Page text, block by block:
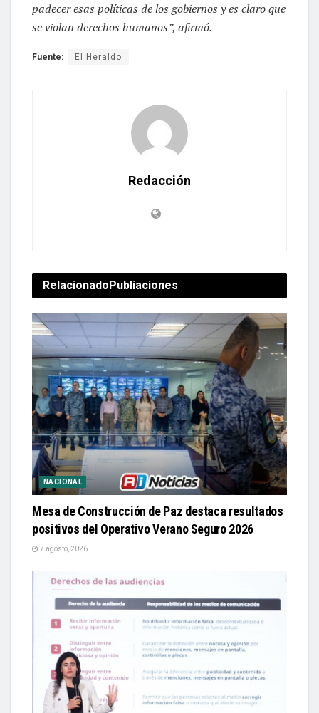
padecer esas políticas de los gobiernos y es claro que
se violan derechos humanos”, afirmó.
Fuente: El Heraldo
Redacción
Relacionado Publiaciones
NACIONAL
Mesa de Construcción de Paz destaca resultados
positivos del Operativo Verano Seguro 2026
7 agosto, 2026